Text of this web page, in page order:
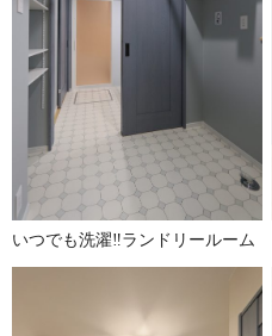
いつでも洗濯‼ランドリールーム